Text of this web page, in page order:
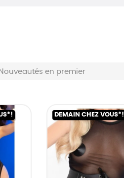
Nouveautés en premier
DEMAIN CHEZ VOUS*!